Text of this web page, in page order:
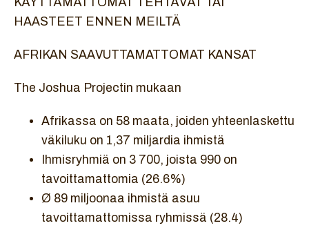
HAASTEET ENNEN MEILTÄ
AFRIKAN SAAVUTTAMATTOMAT KANSAT
The Joshua Projectin mukaan
Afrikassa on 58 maata, joiden yhteenlaskettu
väkiluku on 1,37 miljardia ihmistä
Ihmisryhmiä on 3 700, joista 990 on
tavoittamattomia (26.6%)
Ø 89 miljoonaa ihmistä asuu
tavoittamattomissa ryhmissä (28.4)